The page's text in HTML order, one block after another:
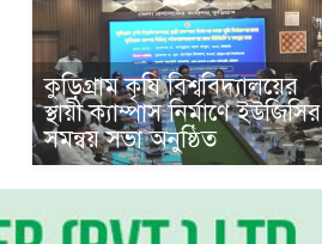
কুড়িগ্রাম কৃষি বিশ্ববিদ্যালয়ের
স্থায়ী ক্যাম্পাস নির্মাণে ইউজিসির
সমন্বয় সভা অনুষ্ঠিত